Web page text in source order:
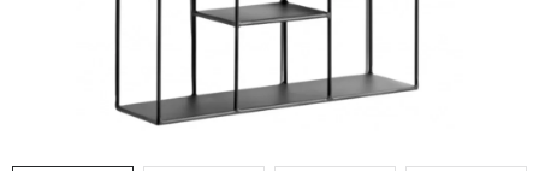
Podmínky vrácení peněz
Nepřebraná dobírka